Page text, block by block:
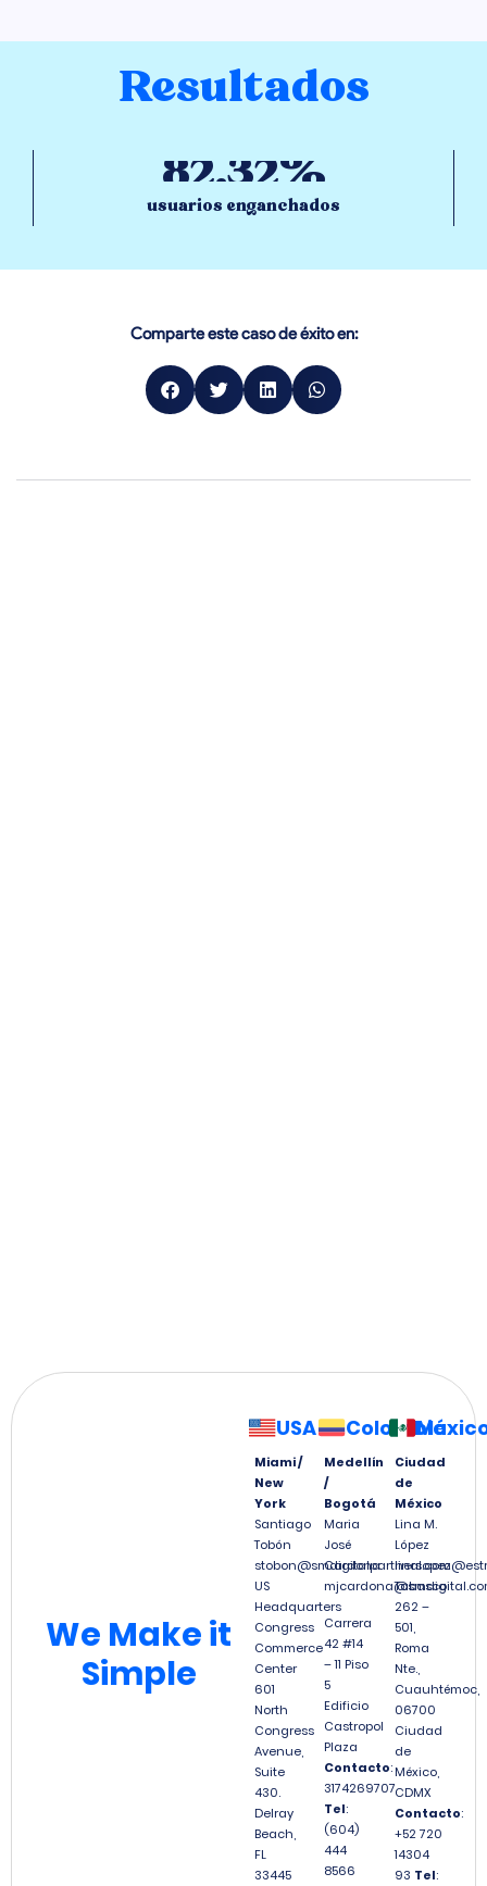
Resultados
82.32%
usuarios enganchados
Comparte este caso de éxito en:
We Make it
Simple
USA
Miami /
New
York
Santiago
Tobón
stobon@smdigitalpartners.com
US
Headquarters
Congress
Commerce
Center
601
North
Congress
Avenue,
Suite
430.
Delray
Beach,
FL
33445
Colombia
Medellín
/
Bogotá
Maria
José
Cardona
Carrera
42 #14
– 11 Piso
5
Edificio
Castropol
Plaza
Contacto:
3174269707
Tel:
(604)
444
8566
Ciudad
de
México
Lina M.
López
Tabasco
262 –
501,
Roma
Nte.,
Cuauhtémoc,
06700
Ciudad
de
México,
CDMX
Contacto:
+52 720
14304
93 Tel: